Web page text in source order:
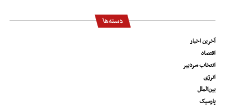
دسته‌ها
آخرین اخبار
اقتصاد
انتخاب سردبیر
انرژی
بین‌الملل
پارسیک